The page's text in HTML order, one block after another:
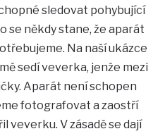
sledovat pohybující
se někdy stane, že aparát
Na naší ukázce
sedí veverka, jenže mezi
Aparát není schopen
fotografovat a zaostří
veverku. V zásadě se dají